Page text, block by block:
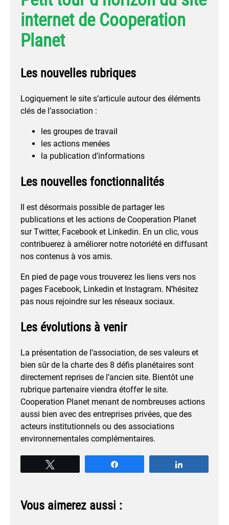
internet de Cooperation
Planet
Les nouvelles rubriques
Logiquement le site s’articule autour des éléments
clés de l’association :
les groupes de travail
les actions menées
la publication d’informations
Les nouvelles fonctionnalités
Il est désormais possible de partager les
publications et les actions de Cooperation Planet
sur Twitter, Facebook et Linkedin. En un clic, vous
contribuerez à améliorer notre notoriété en diffusant
nos contenus à vos amis.
En pied de page vous trouverez les liens vers nos
pages Facebook, Linkedin et Instagram. N’hésitez
pas nous rejoindre sur les réseaux sociaux.
Les évolutions à venir
La présentation de l’association, de ses valeurs et
bien sûr de la charte des 8 défis planétaires sont
directement reprises de l’ancien site. Bientôt une
rubrique partenaire viendra étoffer le site.
Cooperation Planet menant de nombreuses actions
aussi bien avec des entreprises privées, que des
acteurs institutionnels ou des associations
environnementales complémentaires.
Vous aimerez aussi :